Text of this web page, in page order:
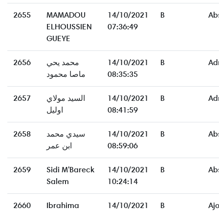
2655
MAMADOU
ELHOUSSIEN
GUEYE
14/10/2021
07:36:49
B
2656
محمد يحي
ماصا محمود
14/10/2021
08:35:35
B
2657
السيد مولاي
اوليل
14/10/2021
08:41:59
B
2658
سيدي محمد
ابن عمر
14/10/2021
08:59:06
B
2659
Sidi M'Bareck
Salem
14/10/2021
10:24:14
B
2660
Ibrahima
14/10/2021
B